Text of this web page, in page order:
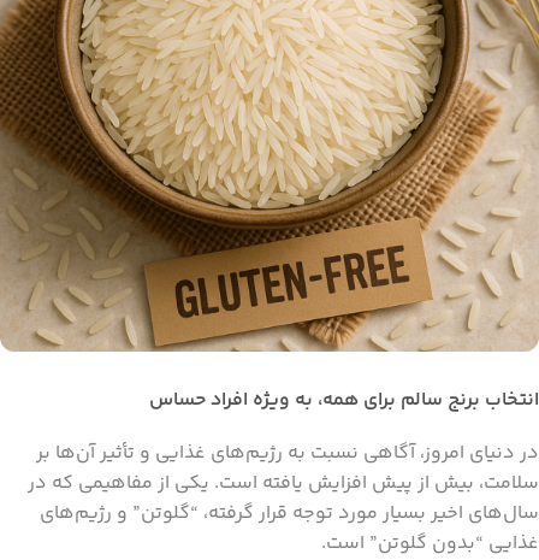
انتخاب برنج سالم برای همه، به ویژه افراد حساس
در دنیای امروز، آگاهی نسبت به رژیم‌های غذایی و تأثیر آن‌ها بر
سلامت، بیش از پیش افزایش یافته است. یکی از مفاهیمی که در
سال‌های اخیر بسیار مورد توجه قرار گرفته، “گلوتن” و رژیم‌های
غذایی “بدون گلوتن” است.